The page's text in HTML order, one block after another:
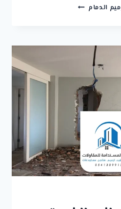
الدمام مقاول
0541309913
الخبر
–
تشطيبات
داخلية
الظهران